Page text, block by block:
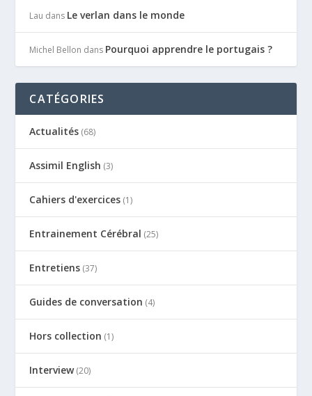
Lau dans Le verlan dans le monde
Michel Bellon dans Pourquoi apprendre le portugais ?
CATÉGORIES
Actualités (68)
Assimil English (3)
Cahiers d'exercices (1)
Entrainement Cérébral (25)
Entretiens (37)
Guides de conversation (4)
Hors collection (1)
Interview(20)